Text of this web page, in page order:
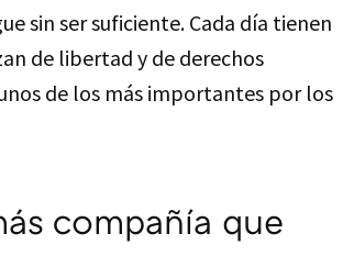
sin ser suficiente. Cada día tienen
de libertad y de derechos
de los más importantes por los
compañía que